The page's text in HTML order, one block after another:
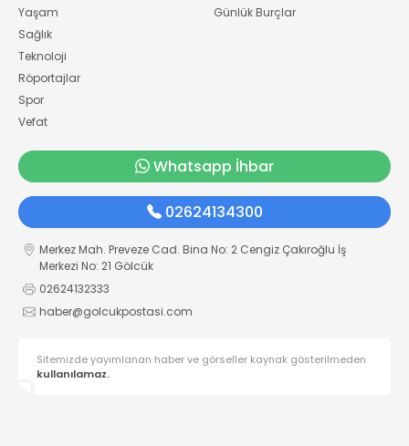
Yaşam
Sağlık
Teknoloji
Röportajlar
Spor
Vefat
Günlük Burçlar
Whatsapp İhbar
02624134300
Merkez Mah. Preveze Cad. Bina No: 2 Cengiz Çakıroğlu İş
Merkezi No: 21 Gölcük
02624132333
haber@golcukpostasi.com
Sitemizde yayımlanan haber ve görseller kaynak gösterilmeden
kullanılamaz.